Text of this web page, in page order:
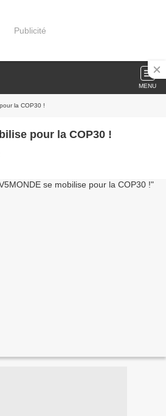
Publicité
MENU
la COP30 !
pour la COP30 !